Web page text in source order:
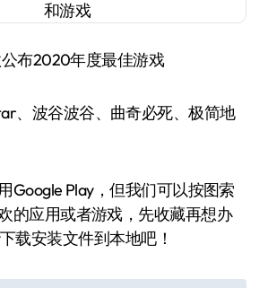
布2020年度最佳游戏
、波谷波谷、曲奇必死、极简地
Google Play，但我们可以按图索
的应用或者游戏，先收藏再想办
载安装文件到本地吧！